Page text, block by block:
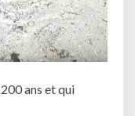
ans et qui